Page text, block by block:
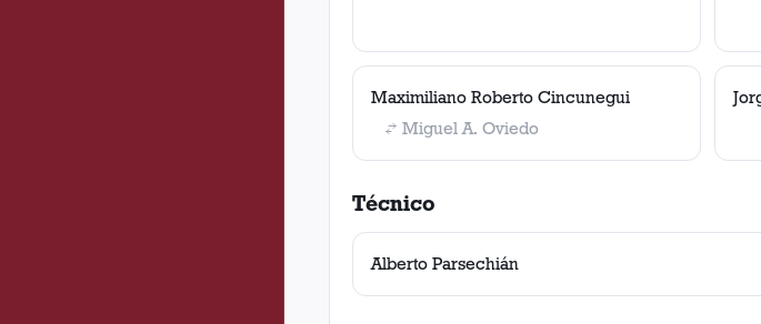
Maximiliano Roberto Cincunegui
Miguel A. Oviedo
Técnico
Alberto Parsechián